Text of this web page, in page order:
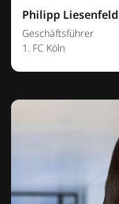
Philipp Liesenfeld
Geschäftsführer
1. FC Köln